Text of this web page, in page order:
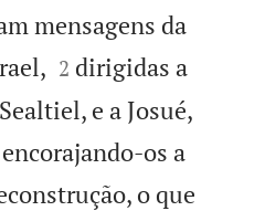
mensagens da


2 dirigidas a
e a Josué,
os a
o que